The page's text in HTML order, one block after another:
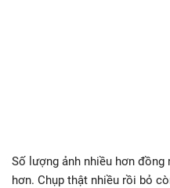
Số lượng ảnh nhiều hơn
hơn. Chụp thật nhiều rồi bỏ